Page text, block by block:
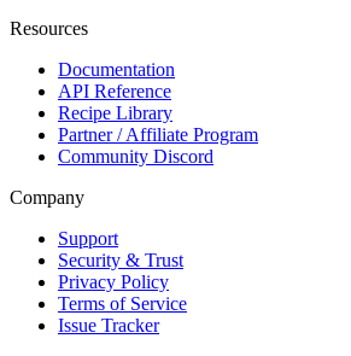
Resources
Documentation
API Reference
Recipe Library
Partner / Affiliate Program
Community Discord
Company
Support
Security & Trust
Privacy Policy
Terms of Service
Issue Tracker